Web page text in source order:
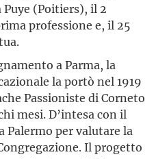
Puye (Poitiers), il 2
professione e, il 25
a Parma, la
la portò nel 1919
Passioniste di Corneto
mesi. D’intesa con il
per valutare la
Il progetto